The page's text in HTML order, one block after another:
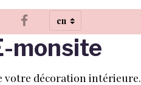
monsite
votre décoration intérieure.